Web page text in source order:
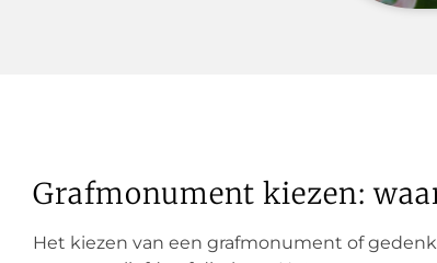
Grafmonument kiezen:
Het kiezen van een grafmonument of